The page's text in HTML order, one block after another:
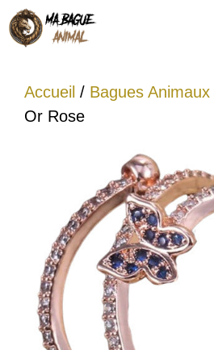
Aller
au
Accueil / Bagues Animaux
Or Rose